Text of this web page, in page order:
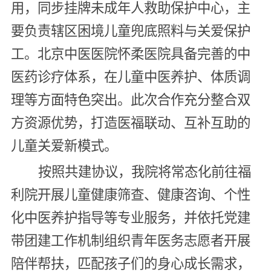
用，同步挂牌未成年人救助保护中心，主
要负责辖区困境儿童兜底照料与关爱保护
工。北京中医医院怀柔医院具备完善的中
医药诊疗体系，在儿童中医养护、体质调
理等方面特色突出。此次合作充分整合双
方资源优势，打造医福联动、互补互助的
儿童关爱新模式。
按照共建协议，我院将常态化前往福
利院开展儿童健康筛查、健康咨询、个性
化中医养护指导等专业服务，并依托党建
带团建工作机制组织青年医务志愿者开展
陪伴帮扶，匹配孩子们的身心成长需求，